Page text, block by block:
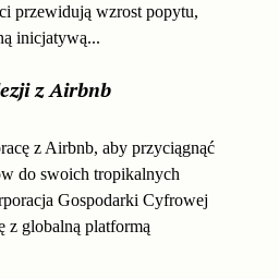
przewidują wzrost popytu,
inicjatywą...
z Airbnb
z Airbnb, aby przyciągnąć
do swoich tropikalnych
Gospodarki Cyfrowej
z globalną platformą